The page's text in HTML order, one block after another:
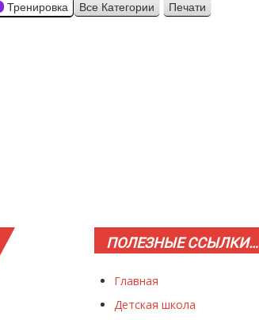
Тренировка Все Категории Просмотр
Печати
ПОЛЕЗНЫЕССЫЛКИ…
Главная
Детская школа